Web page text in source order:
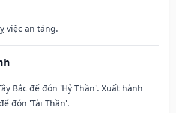
việc an táng.
Bắc để đón 'Hỷ Thần'. Xuất hành
đón 'Tài Thần'.